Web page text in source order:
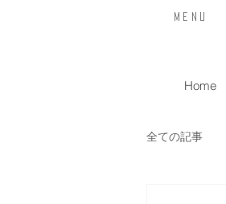
​Menu
Home
全ての記事